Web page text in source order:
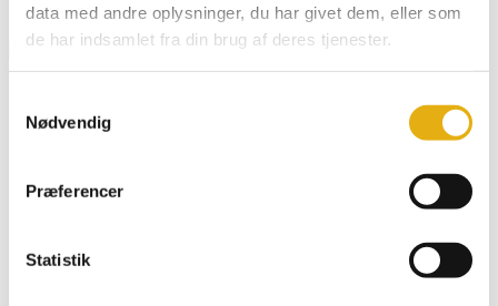
data med andre oplysninger, du har givet dem, eller som
de har indsamlet fra din brug af deres tjenester.
Nødvendig
Præferencer
Statistik
Klistermærker & Reklameartikler
Dansk
Deutsch